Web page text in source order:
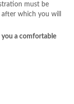
must be
which you will
a comfortable